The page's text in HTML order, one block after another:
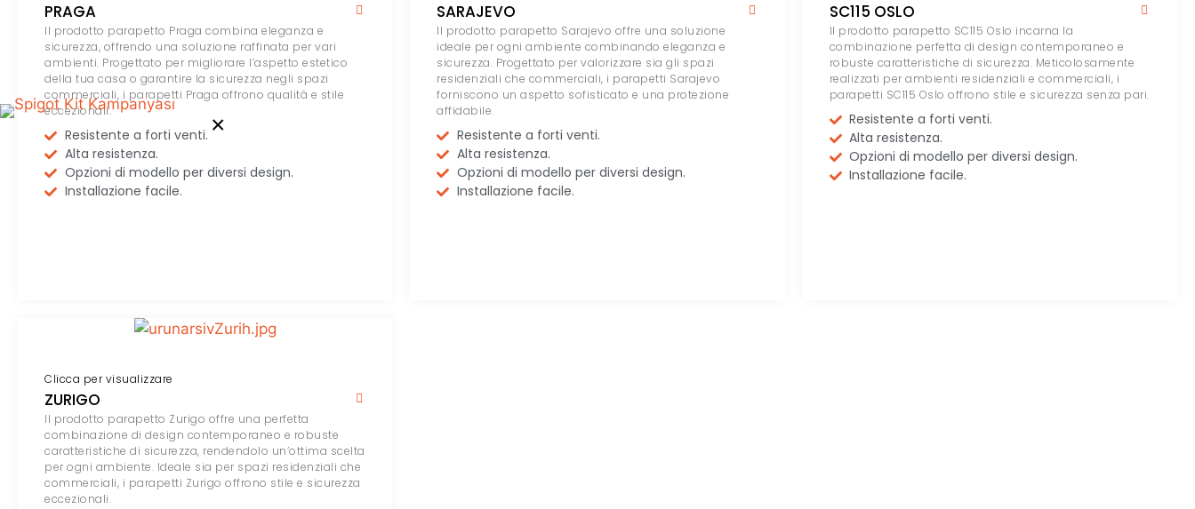
PRAGA
Il prodotto parapetto Praga combina eleganza e
sicurezza, offrendo una soluzione raffinata per vari
ambienti. Progettato per migliorare l’aspetto estetico
della tua casa o garantire la sicurezza negli spazi
commerciali, i parapetti Praga offrono qualità e stile
eccezionali.
Resistente a forti venti.
Alta resistenza.
Opzioni di modello per diversi design.
Installazione facile.
SARAJEVO
Il prodotto parapetto Sarajevo offre una soluzione
ideale per ogni ambiente combinando eleganza e
sicurezza. Progettato per valorizzare sia gli spazi
residenziali che commerciali, i parapetti Sarajevo
forniscono un aspetto sofisticato e una protezione
affidabile.
Resistente a forti venti.
Alta resistenza.
Opzioni di modello per diversi design.
Installazione facile.
SC115 OSLO
Il prodotto parapetto SC115 Oslo incarna la
combinazione perfetta di design contemporaneo e
robuste caratteristiche di sicurezza. Meticolosamente
realizzati per ambienti residenziali e commerciali, i
parapetti SC115 Oslo offrono stile e sicurezza senza pari.
Resistente a forti venti.
Alta resistenza.
Opzioni di modello per diversi design.
Installazione facile.
Clicca per visualizzare
ZURIGO
Il prodotto parapetto Zurigo offre una perfetta
combinazione di design contemporaneo e robuste
caratteristiche di sicurezza, rendendolo un’ottima scelta
per ogni ambiente. Ideale sia per spazi residenziali che
commerciali, i parapetti Zurigo offrono stile e sicurezza
eccezionali.
×